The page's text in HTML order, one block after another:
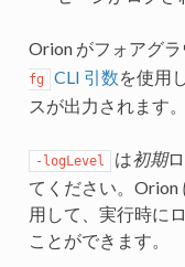
Orion がフォアグラ
fg
CLI 引数を使用
スが出力されます。
-logLevel は初期
てください。Orion
用して、実行時に
ことができます。